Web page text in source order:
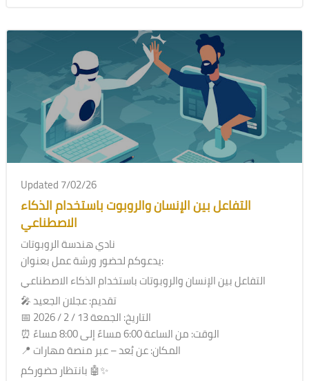
Updated 7/02/26
التفاعل بين الإنسان والروبوت باستخدام الذكاء
الاصطناعي
نادي هندسة الروبوتات
يدعوكم لحضور ورشة عمل بعنوان:
التفاعل بين الإنسان والروبوتات باستخدام الذكاء الاصطناعي
🎤 تقديم: عجلان الجعيد
📅 التاريخ: الجمعة 13 / 2 / 2026
⏰ الوقت: من الساعة 6:00 مساءً إلى 8:00 مساءً
📍 المكان: عن بُعد – عبر منصة مهارات
بانتظار حضوركم 🤖✨